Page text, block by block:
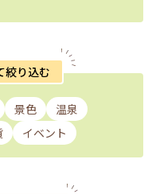
絞り込む
景色
温泉
イベント